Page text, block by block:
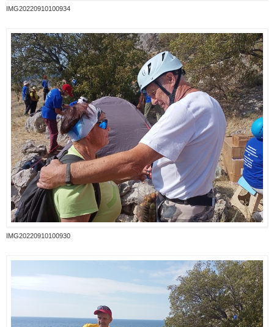
IMG20220910100934
IMG20220910100930